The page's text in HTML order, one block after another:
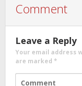
Comment
Leave a Reply
Your email address
are marked *